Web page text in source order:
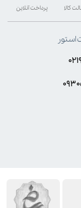
پرداخت آنلاین کالا
استور